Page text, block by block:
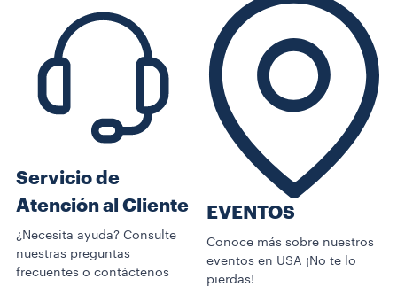
Servicio de
Atención al Cliente
¿Necesita ayuda? Consulte
nuestras preguntas
frecuentes o contáctenos
EVENTOS
Conoce más sobre nuestros
eventos en USA ¡No te lo
pierdas!